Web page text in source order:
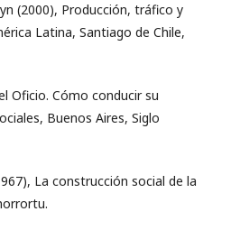
(2000), Producción, tráfico y
Latina, Santiago de Chile,
Oficio. Cómo conducir su
Buenos Aires, Siglo
La construcción social de la